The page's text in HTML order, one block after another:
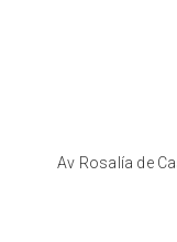
Av Rosalía de